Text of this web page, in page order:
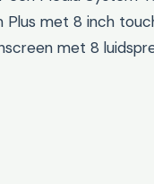
Plus met 8 inch
met 8